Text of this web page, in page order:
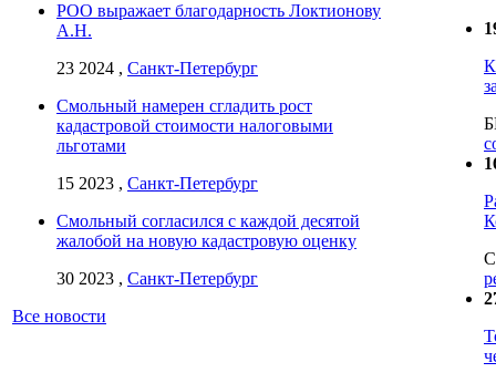
РОО выражает благодарность Локтионову
А.Н.
23 2024 , Санкт-Петербург
Смольный намерен сгладить рост
кадастровой стоимости налоговыми
льготами
15 2023 , Санкт-Петербург
Смольный согласился с каждой десятой
жалобой на новую кадастровую оценку
30 2023 , Санкт-Петербург
Все новости